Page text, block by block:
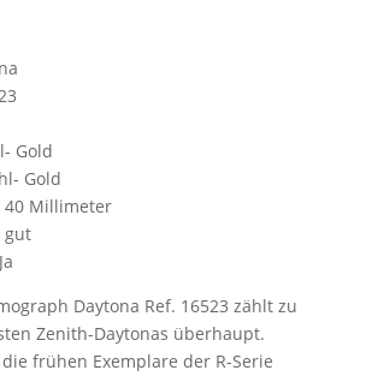
Gold
Gold
40 Millimeter
gut
Daytona Ref. 16523 zählt zu
Zenith-Daytonas überhaupt.
frühen Exemplare der R-Serie